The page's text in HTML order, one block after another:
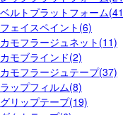
ベルトプラットフォーム
フェイスペイント(6)
カモフラージュネット(11)
カモブラインド(2)
カモフラージュテープ(37)
ラップフィルム(8)
グリップテープ(19)